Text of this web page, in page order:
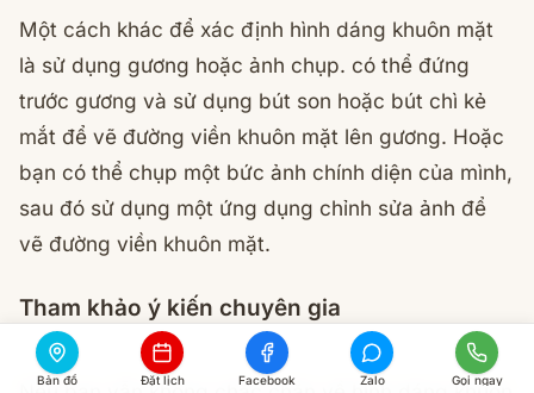
Một cách khác để xác định hình dáng khuôn mặt
là sử dụng gương hoặc ảnh chụp. có thể đứng
trước gương và sử dụng bút son hoặc bút chì kẻ
mắt để vẽ đường viền khuôn mặt lên gương. Hoặc
bạn có thể chụp một bức ảnh chính diện của mình,
sau đó sử dụng một ứng dụng chỉnh sửa ảnh để
vẽ đường viền khuôn mặt.
Tham khảo ý kiến chuyên gia
Bản đồ Đặt lịch Facebook Zalo Gọi ngay